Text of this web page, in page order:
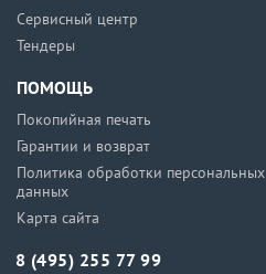
Сервисный центр
Тендеры
ПОМОЩЬ
Покопийная печать
Гарантии и возврат
Политика обработки персональных
данных
Карта сайта
8 (495) 255 77 99